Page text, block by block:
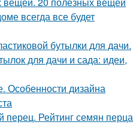
всегда все будет
бутылки для дачи.
для дачи и сада: идеи,
Особенности дизайна
перец. Рейтинг семян перца